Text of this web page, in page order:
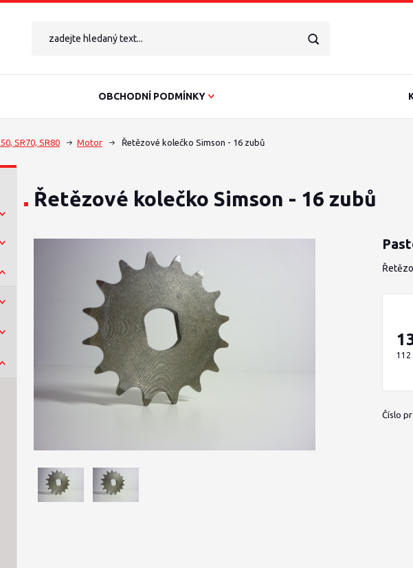
OBCHODNÍ PODMÍNKY
SR70, SR80 Motor Řetězové kolečko Simson - 16 zubů
Řetězové kolečko Simson - 16 zubů
112
Číslo